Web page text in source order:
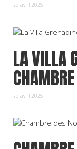
29 avril 2025
LA VILLA
29 avril 2025